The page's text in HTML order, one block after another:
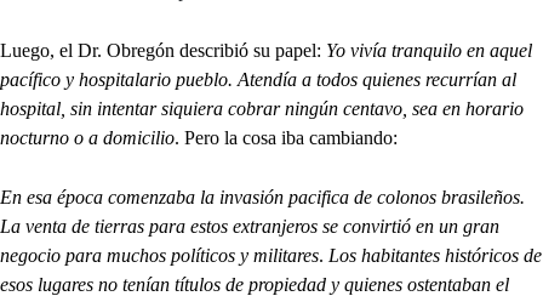
Luego, el Dr. Obregón describió su papel: Yo vivía tranquilo en aquel
pacífico y hospitalario pueblo. Atendía a todos quienes recurrían al
hospital, sin intentar siquiera cobrar ningún centavo, sea en horario
nocturno o a domicilio. Pero la cosa iba cambiando:
En esa época comenzaba la invasión pacifica de colonos brasileños.
La venta de tierras para estos extranjeros se convirtió en un gran
negocio para muchos políticos y militares. Los habitantes históricos de
esos lugares no tenían títulos de propiedad y quienes ostentaban el